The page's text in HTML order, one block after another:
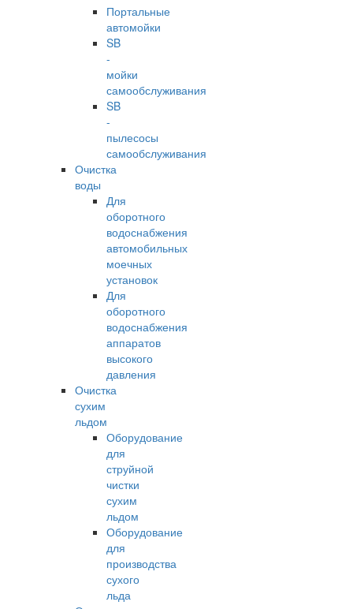
Портальные
автомойки
SB
-
мойки
самообслуживания
SB
-
пылесосы
самообслуживания
Очистка
воды
Для
оборотного
водоснабжения
автомобильных
моечных
установок
Для
оборотного
водоснабжения
аппаратов
высокого
давления
Очистка
сухим
льдом
Оборудование
для
струйной
чистки
сухим
льдом
Оборудование
для
производства
сухого
льда